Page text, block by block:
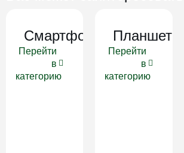
Смартфоны
Перейти
в
категорию
Планшеты
Перейти
в
категорию